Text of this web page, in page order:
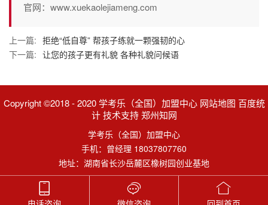
官网：www.xuekaolejiameng.com
上一篇: 拒绝“低自尊” 帮孩子练就一颗强韧的心
下一篇: 让您的孩子更有礼貌 各种礼貌问候语
Copyright ©2018 - 2020 学考乐（全国）加盟中心 网站地图 百度统
计 技术支持 郑州知网
学考乐（全国）加盟中心
手机：曾经理 18037807760
地址：湖南省长沙岳麓区橡树园创业基地